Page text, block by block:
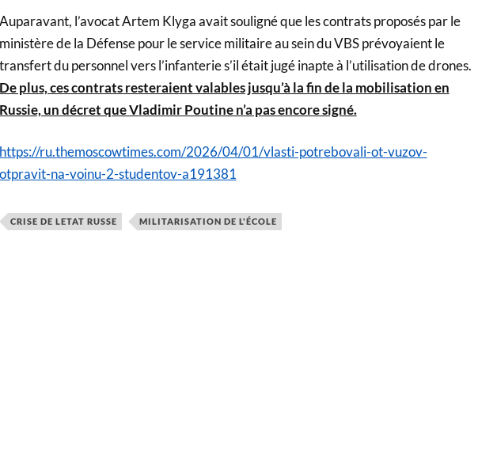
Auparavant, l’avocat Artem Klyga avait souligné que les contrats proposés par le
ministère de la Défense pour le service militaire au sein du VBS prévoyaient le
transfert du personnel vers l’infanterie s’il était jugé inapte à l’utilisation de drones.
De plus, ces contrats resteraient valables jusqu’à la fin de la mobilisation en
Russie, un décret que Vladimir Poutine n’a pas encore signé.
https://ru.themoscowtimes.com/2026/04/01/vlasti-potrebovali-ot-vuzov-
otpravit-na-voinu-2-studentov-a191381
CRISE DE LETAT RUSSE MILITARISATION DE L'ÉCOLE